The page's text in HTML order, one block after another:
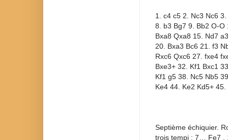
1. c4 c5 2. Nc3 Nc6
8. b3 Bg7 9. Bb2 O-O
Bxa8 Qxa8 15. Nd7
20. Bxa3 Bc6 21. f3
Rxc6 Qxc6 27. fxe4
Bxe3+ 32. Kf1 Bxc1
Kf1 g5 38. Nc5 Nb5
Ke4 44. Ke2 Kd5+
Septième échiquier.
trois tempi : 7… Fe7 ,